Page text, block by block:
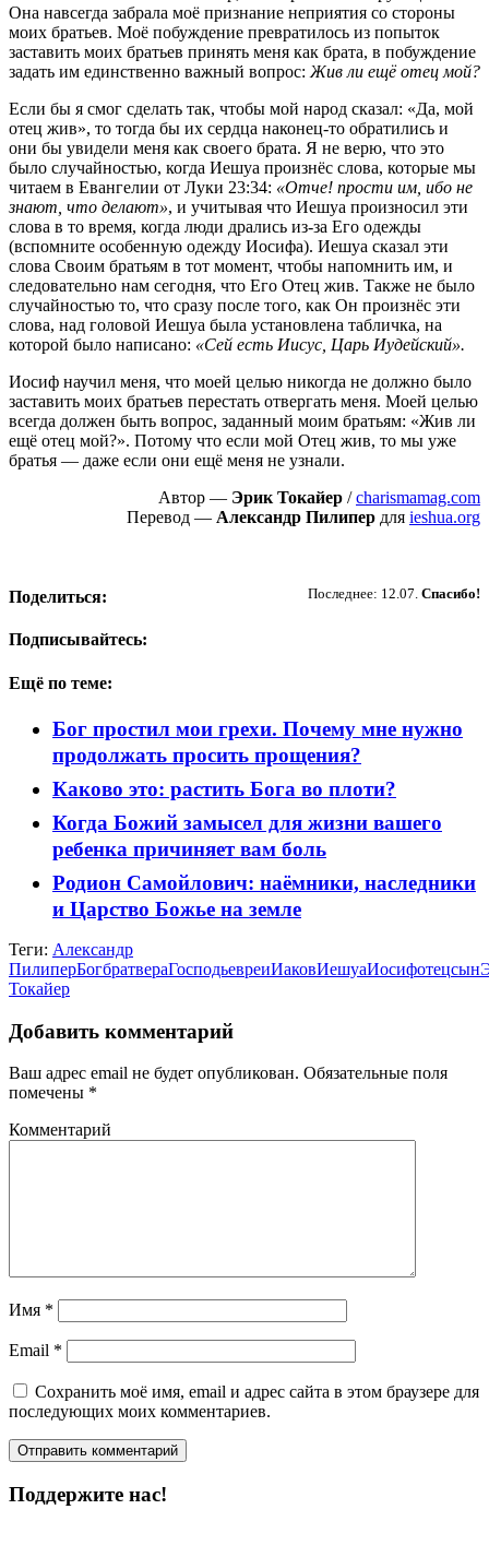
Она навсегда забрала моё признание неприятия со стороны
моих братьев. Моё побуждение превратилось из попыток
заставить моих братьев принять меня как брата, в побуждение
задать им единственно важный вопрос: Жив ли ещё отец мой?
Если бы я смог сделать так, чтобы мой народ сказал: «Да, мой
отец жив», то тогда бы их сердца наконец-то обратились и
они бы увидели меня как своего брата. Я не верю, что это
было случайностью, когда Иешуа произнёс слова, которые мы
читаем в Евангелии от Луки 23:34: «Отче! прости им, ибо не
знают, что делают», и учитывая что Иешуа произносил эти
слова в то время, когда люди дрались из-за Его одежды
(вспомните особенную одежду Иосифа). Иешуа сказал эти
слова Своим братьям в тот момент, чтобы напомнить им, и
следовательно нам сегодня, что Его Отец жив. Также не было
случайностью то, что сразу после того, как Он произнёс эти
слова, над головой Иешуа была установлена табличка, на
которой было написано: «Сей есть Иисус, Царь Иудейский».
Иосиф научил меня, что моей целью никогда не должно было
заставить моих братьев перестать отвергать меня. Моей целью
всегда должен быть вопрос, заданный моим братьям: «Жив ли
ещё отец мой?». Потому что если мой Отец жив, то мы уже
братья — даже если они ещё меня не узнали.
Автор — Эрик Токайер /charismamag.com
Перевод — Александр Пилипер для ieshua.org
Последнее: 12.07. Спасибо!
Поделиться:
Подписывайтесь:
Ещё по теме:
Бог простил мои грехи. Почему мне нужно
продолжать просить прощения?
Каково это: растить Бога во плоти?
Когда Божий замысел для жизни вашего
ребенка причиняет вам боль
Родион Самойлович: наёмники, наследники
и Царство Божье на земле
Теги: Александр
ПилиперБогбратвераГосподьевреиИаковИешуаИосифотецсын
Токайер
Добавить комментарий
Ваш адрес email не будет опубликован. Обязательные поля
помечены *
Комментарий
Имя *
Email *
Сохранить моё имя, email и адрес сайта в этом браузере для
последующих моих комментариев.
Поддержите нас!